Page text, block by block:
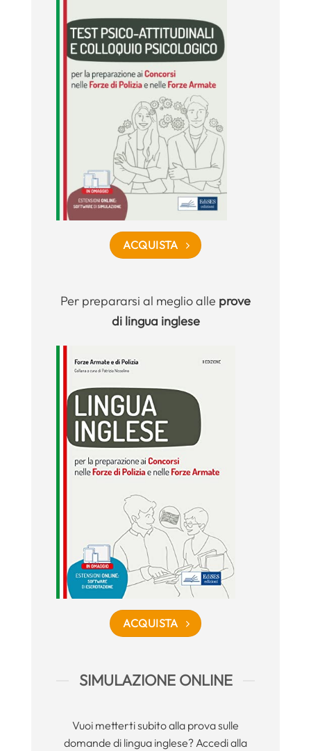
ACQUISTA
Per prepararsi al meglio alle prove
di lingua inglese
ACQUISTA
SIMULAZIONE ONLINE
Vuoi metterti subito alla prova sulle
domande di lingua inglese? Accedi alla